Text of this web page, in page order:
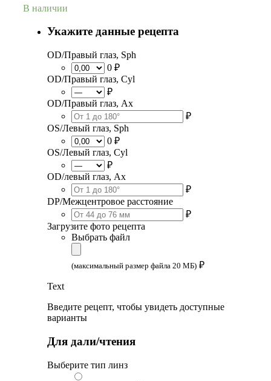
В наличии
Укажите данные рецепта
OD/Правый глаз, Sph
0 ₽
OD/Правый глаз, Cyl
₽
OD/Правый глаз, Ax
₽
OS/Левый глаз, Sph
0 ₽
OS/Левый глаз, Cyl
₽
OD/левый глаз, Ax
₽
DP/Межцентровое расстояние
₽
Загрузите фото рецепта
Выбрать файл
(максимальный размер файла 20 МБ) ₽
Text
Введите рецепт, чтобы увидеть доступные
варианты
Для дали/чтения
Выберите тип линз